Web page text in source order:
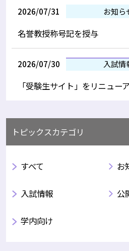
2026/07/31 お知ら
名誉教授称号記を授与
2026/07/30 入試情
「受験生サイト」をリニュー
トピックスカテゴリ
すべて お
入試情報 公
学内向け